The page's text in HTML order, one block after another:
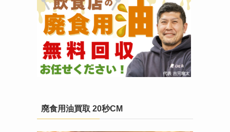
廃食用油買取 20秒CM